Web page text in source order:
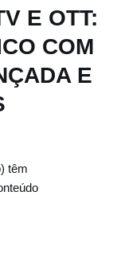
E OTT:
COM
E
têm